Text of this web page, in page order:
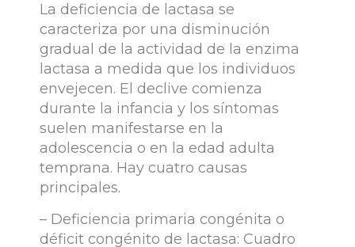
La deficiencia de lactasa se
caracteriza por una disminución
gradual de la actividad de la enzima
lactasa a medida que los individuos
envejecen. El declive comienza
durante la infancia y los síntomas
suelen manifestarse en la
adolescencia o en la edad adulta
temprana. Hay cuatro causas
principales.
– Deficiencia primaria congénita o
déficit congénito de lactasa: Cuadro